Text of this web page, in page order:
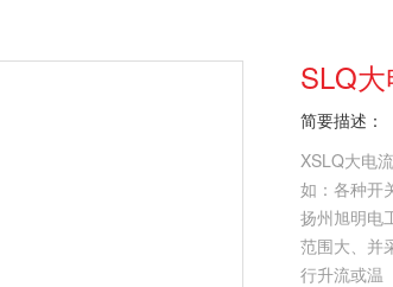
SLQ
简要描述：
XSLQ大电
如：各种开
扬州旭明电
范围大、并
行升流或温